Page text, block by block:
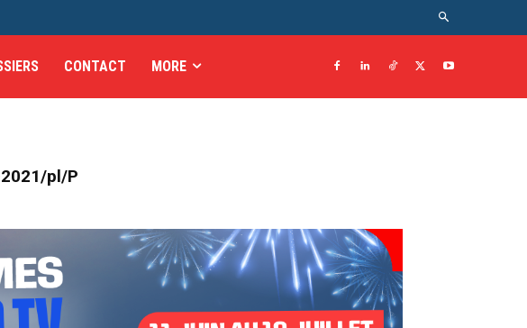
CONTACT MORE
2021/pl/P